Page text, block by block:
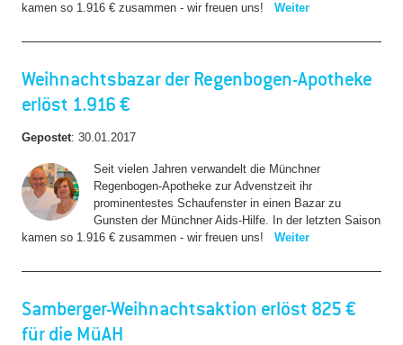
kamen so 1.916 € zusammen - wir freuen uns!
Weiter
Weihnachtsbazar der Regenbogen-Apotheke
erlöst 1.916 €
Gepostet: 30.01.2017
Seit vielen Jahren verwandelt die Münchner
Regenbogen-Apotheke zur Advenstzeit ihr
prominentestes Schaufenster in einen Bazar zu
Gunsten der Münchner Aids-Hilfe. In der letzten Saison
kamen so 1.916 € zusammen - wir freuen uns!
Weiter
Samberger-Weihnachtsaktion erlöst 825 €
für die MüAH